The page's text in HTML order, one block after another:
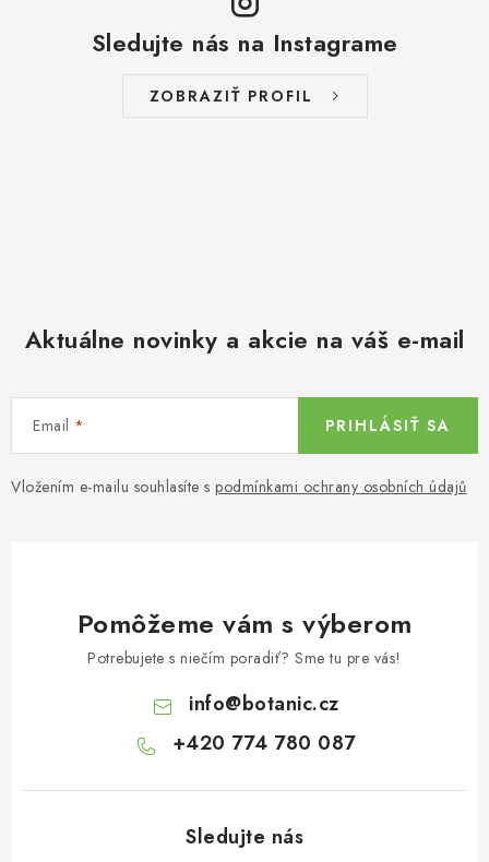
Sledujte nás na Instagrame
ZOBRAZIŤ PROFIL
Aktuálne novinky a akcie na váš e-mail
Email
Vložením e-mailu souhlasíte s podmínkami ochrany osobních údajů
PRIHLÁSIŤ SA
Pomôžeme vám s výberom
Potrebujete s niečím poradiť? Sme tu pre vás!
info@botanic.cz
+420 774 780 087